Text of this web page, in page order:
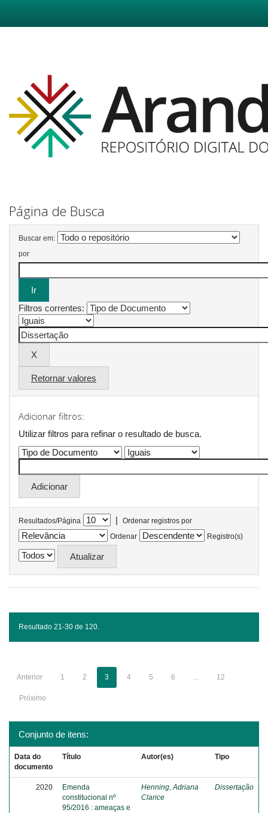
Página de Busca
Buscar em:
por
Filtros correntes:
Retornar valores
Adicionar filtros:
Utilizar filtros para refinar o resultado de busca.
Resultados/Página |
Ordenar registros por
Ordenar
Registro(s)
Resultado 21-30 de 120.
Anterior 1 2 3 4 5 6 ... 12
Próximo
Conjunto de itens:
Data do
documento
Título Autor(es) Tipo
2020
Emenda
constitucional nº
95/2016 : ameaças e
Henning, Adriana
Clarice
Dissertação